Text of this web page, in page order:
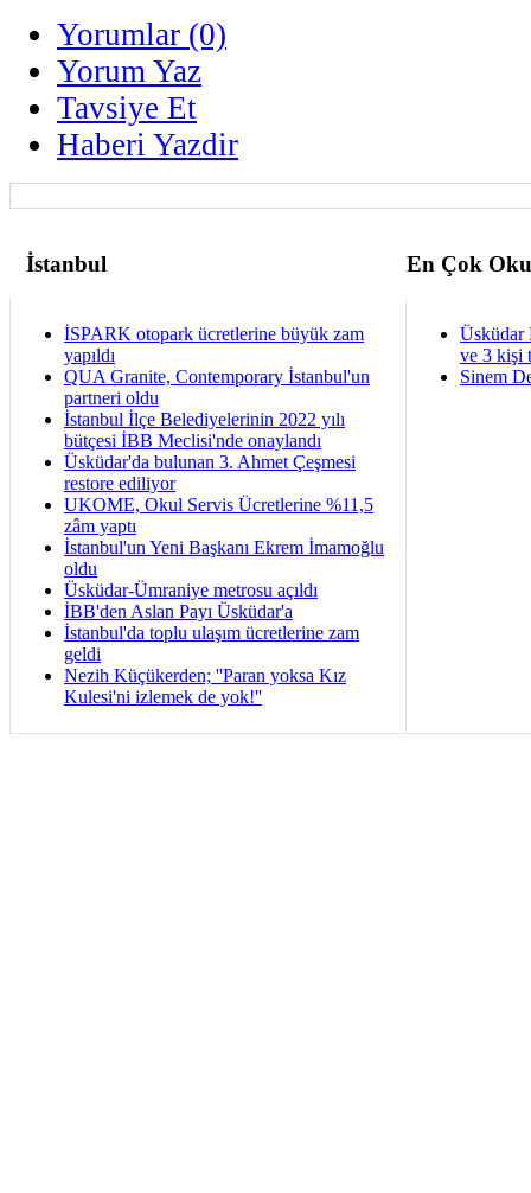
Yorumlar (0)
Yorum Yaz
Tavsiye Et
Haberi Yazdir
İstanbul En Çok
İSPARK otopark ücretlerine büyük zam
yapıldı
QUA Granite, Contemporary İstanbul'un
partneri oldu
İstanbul İlçe Belediyelerinin 2022 yılı
bütçesi İBB Meclisi'nde onaylandı
Üsküdar'da bulunan 3. Ahmet Çeşmesi
restore ediliyor
UKOME, Okul Servis Ücretlerine %11,5
zâm yaptı
İstanbul'un Yeni Başkanı Ekrem İmamoğlu
oldu
Üsküdar-Ümraniye metrosu açıldı
İBB'den Aslan Payı Üsküdar'a
İstanbul'da toplu ulaşım ücretlerine zam
geldi
Nezih Küçükerden; ''Paran yoksa Kız
Kulesi'ni izlemek de yok!''
Üsküdar
ve 3 kişi
Sinem